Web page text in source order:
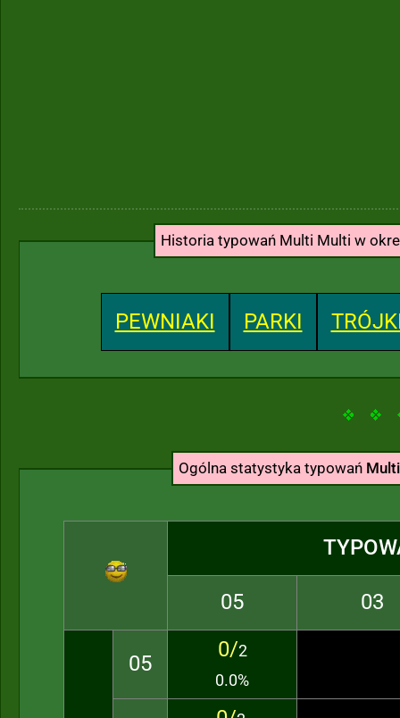
Historia typowań Multi Multi w
PEWNIAKI PARKI
Ogólna statystyka typowań
05 03
05
0/2
0.0%